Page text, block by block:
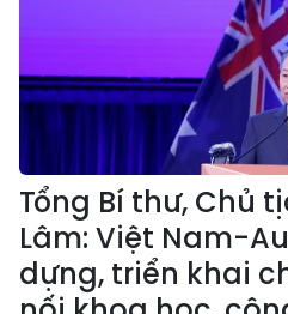
Tổng Bí thư, Chủ
Lâm: Việt Nam-
dựng, triển khai